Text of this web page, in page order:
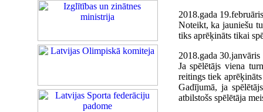
2018.gada 19.februāris
Noteikt, ka jauniešu
tiks aprēķināts tikai
2018.gada 30.janvāris
Ja spēlētājs viena
reitings tiek
Gadījumā, ja
atbilstošs spēlētāja